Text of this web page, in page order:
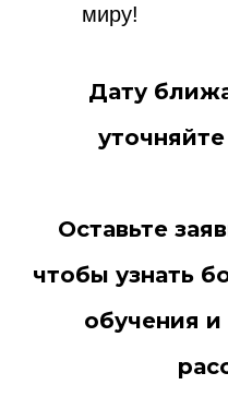
миру!
Дату
Оставьте
чтобы узнать
обучения